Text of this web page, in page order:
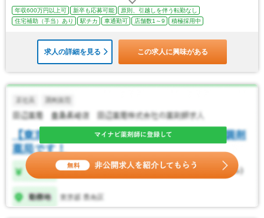
年収600万円以上可 新卒も応募可能
原則、引越しを伴う転勤なし
住宅補助（手当）あり
駅チカ 車通勤可 店舗数1～9 積極採用中
求人の詳細を見る この求人に興味がある